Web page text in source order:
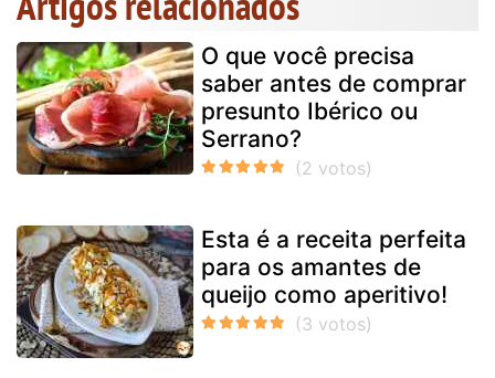
O que você precisa
saber antes de comprar
presunto Ibérico ou
Serrano?
Esta é a receita perfeita
para os amantes de
queijo como aperitivo!